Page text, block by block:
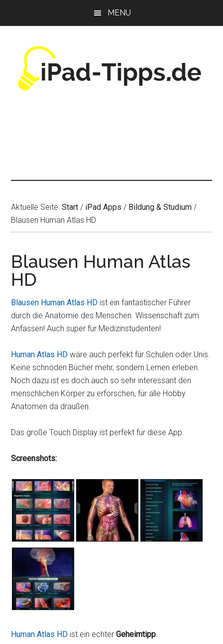
MENU
Aktuelle Seite:Start / iPad Apps / Bildung & Studium /
Blausen Human Atlas HD
Blausen Human Atlas
HD
Blausen Human Atlas HD ist ein fantastischer Führer
durch die Anatomie des Menschen. Wissenschaft zum
Anfassen! Auch super für Medizinstudenten!
Human Atlas HD wäre auch perfekt für Schulen oder Unis.
Keine schnöden Bücher mehr, sondern Lernen erleben.
Noch dazu ist es doch auch so sehr interessant den
menschlichen Körper zu erforschen, für alle Hobby
Anatomen da draußen.
Das große Touch Display ist perfekt für diese App.
Screenshots:
Human Atlas HD ist ein echterGeheimtipp.